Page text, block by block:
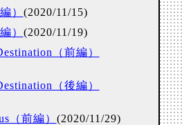
） (2020/11/15)
） (2020/11/19)
（前編）
（後編）
（前編） (2020/11/29)